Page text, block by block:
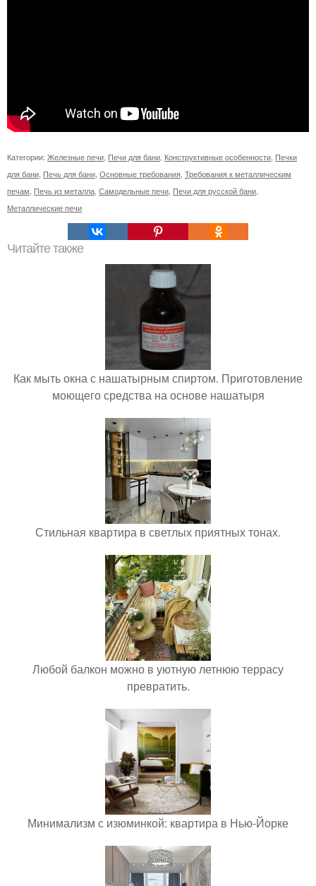
Категории: Железные печи Печи для бани Конструктивные особенности Печки
для бани Печь для бани Основные требования Требования к металлическим
печам Печь из металла Самодельные печи Печи для русской бани
Металлические печи
Читайте также
Как мыть окна с нашатырным спиртом. Приготовление
моющего средства на основе нашатыря
Стильная квартира в светлых приятных тонах.
Любой балкон можно в уютную летнюю террасу
превратить.
Минимализм с изюминкой: квартира в Нью-Йорке